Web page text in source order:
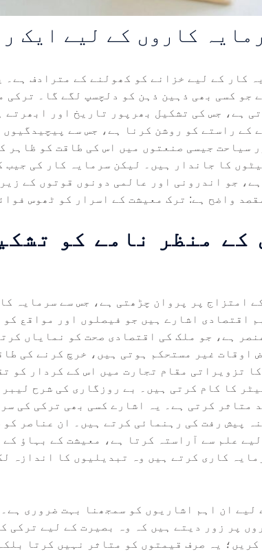
کاروں کے لیے ایک
کار کے لیے خزانے کو کھولنے کے مترادف ہے۔
جو کسی بھی ذہین ذہن کو دلچسپ لگے گا۔ ترکی
ہے، جس کی تشکیل بھرپور تاریخ اور ابھرتے
کے راستے کو روشن کرنا ہے، جس سے پیچیدگیوں
سیاحت جیسی صنعتوں میں اس کی طاقت کو ظاہر
کا جاندار ہیں۔ لیکن سرمایہ کار کی
جو اندرونی اور عالمی دونوں قوتوں کے
واضح ہے: ترک معیشت کے اسرار کو ٹھوس
کے منظر نامے کو
امتزاج پر پروان چڑھتی ہے، جس سے سرمایہ
اقتصادی اشارے ہیں جو فیصلوں اور مواقع
ہے، جو ملک کی اقتصادی صحت کو نمایاں
اوقات غیر مستحکم ہوتی ہیں، خرچ کرنے کی
تزویراتی مقام تجارت میں اس کے کردار کو
کا کام کرتی ہیں۔ بے روزگاری کی شرح
متاثر کرتی ہے۔ یہ اشارے کسی بھی ترکی کی
پیش رفت کی رہنمائی کرتے ہیں۔ ان عناصر
علم سے آراستہ کرتا ہے، معیشت کے بہاؤ
کاری کرتے ہیں وہ تبدیلیوں کا اندازہ
ان اہم اشاریوں کو سمجھنا بہت ضروری
پر زور دیتے ہیں کہ وہ بصیرت کے لیے ترکی
یہ صرف قیمتوں کو متاثر نہیں کرتا